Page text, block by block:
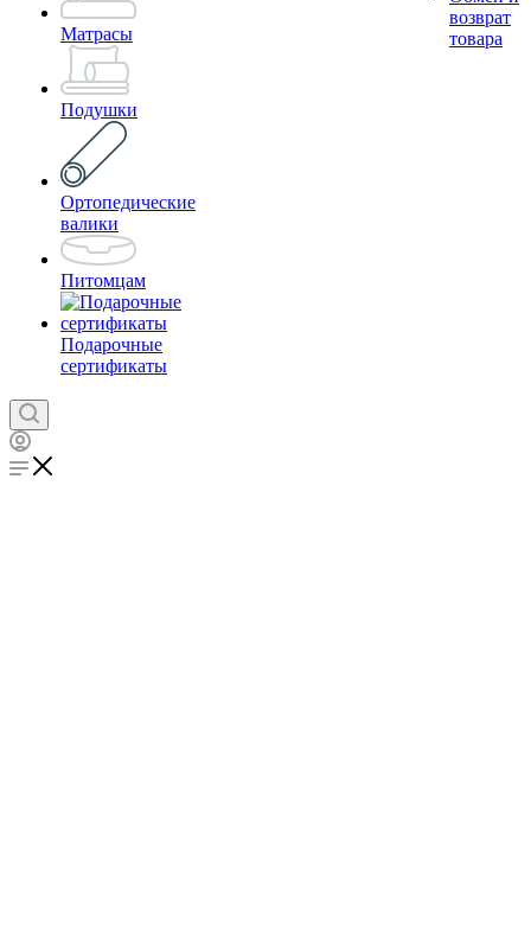
Матрасы
Подушки
Ортопедические
валики
Питомцам
Подарочные
сертификаты
возврат
товара